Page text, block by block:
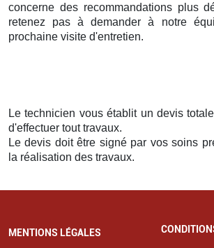
concerne des recommandations plus
retenez pas à demander à notre
prochaine visite d'entretien.
Le technicien vous établit un devis
d'effectuer tout travaux.
Le devis doit être signé par vos soins
la réalisation des travaux.
MENTIONS LÉGALES